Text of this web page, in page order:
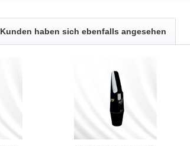
Kunden haben sich ebenfalls angesehen